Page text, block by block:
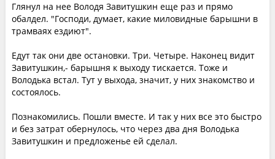
Глянул на нее Володя Завитушкин еще раз и прямо
обалдел. "Господи, думает, какие миловидные барышни в
трамваях ездиют".
Едут так они две остановки. Три. Четыре. Наконец видит
Завитушкин,- барышня к выходу тискается. Тоже и
Володька встал. Тут у выхода, значит, у них знакомство и
состоялось.
Познакомились. Пошли вместе. И так у них все это быстро
и без затрат обернулось, что через два дня Володька
Завитушкин и предложенье ей сделал.